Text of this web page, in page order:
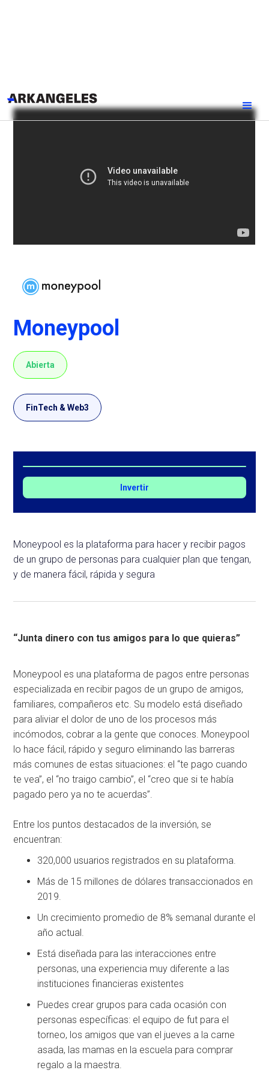
Moneypool
Abierta
FinTech & Web3
Invertir
Moneypool es la plataforma para hacer y recibir pagos
de un grupo de personas para cualquier plan que tengan,
y de manera fácil, rápida y segura
“Junta dinero con tus amigos para lo que quieras”
Moneypool es una plataforma de pagos entre personas
especializada en recibir pagos de un grupo de amigos,
familiares, compañeros etc. Su modelo está diseñado
para aliviar el dolor de uno de los procesos más
incómodos, cobrar a la gente que conoces. Moneypool
lo hace fácil, rápido y seguro eliminando las barreras
más comunes de estas situaciones: el “te pago cuando
te vea”, el “no traigo cambio”, el “creo que si te había
pagado pero ya no te acuerdas”.
Entre los puntos destacados de la inversión, se
encuentran:
320,000 usuarios registrados en su plataforma.
Más de 15 millones de dólares transaccionados en
2019.
Un crecimiento promedio de 8% semanal durante el
año actual.
Está diseñada para las interacciones entre
personas, una experiencia muy diferente a las
instituciones financieras existentes
Puedes crear grupos para cada ocasión con
personas específicas: el equipo de fut para el
torneo, los amigos que van el jueves a la carne
asada, las mamas en la escuela para comprar
regalo a la maestra.